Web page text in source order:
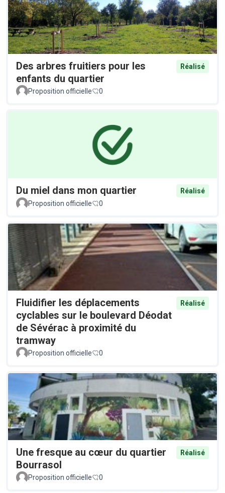
Des arbres fruitiers pour les
enfants du quartier
Réalisé
Proposition officielle 0
Du miel dans mon quartier
Réalisé
Proposition officielle
0
Fluidifier les déplacements
cyclables sur le boulevard Déodat
de Sévérac à proximité du
tramway
Réalisé
Proposition officielle 0
Une fresque au cœur du quartier
Bourrasol
Réalisé
Proposition officielle 0